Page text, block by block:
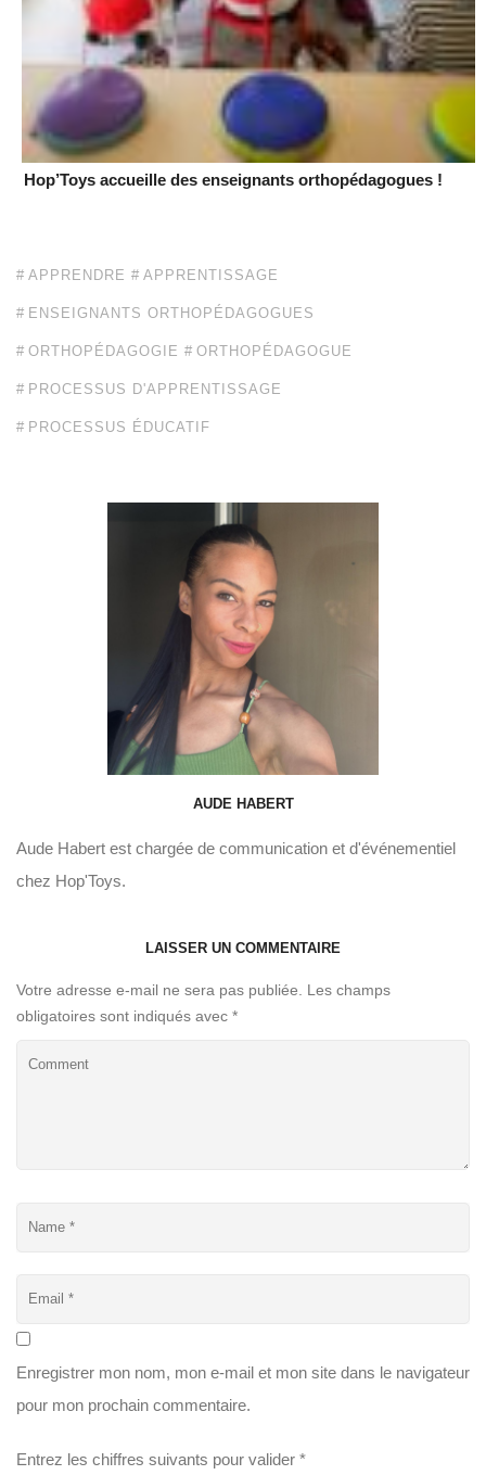
Hop’Toys accueille des enseignants orthopédagogues !
APPRENDRE APPRENTISSAGE
ENSEIGNANTS ORTHOPÉDAGOGUES
ORTHOPÉDAGOGIE ORTHOPÉDAGOGUE
PROCESSUS D'APPRENTISSAGE
PROCESSUS ÉDUCATIF
AUDE HABERT
Aude Habert est chargée de communication et d'événementiel
chez Hop'Toys.
LAISSER UN COMMENTAIRE
Votre adresse e-mail ne sera pas publiée.
Les champs
obligatoires sont indiqués avec *
Enregistrer mon nom, mon e-mail et mon site dans le navigateur
pour mon prochain commentaire.
Entrez les chiffres suivants pour valider *